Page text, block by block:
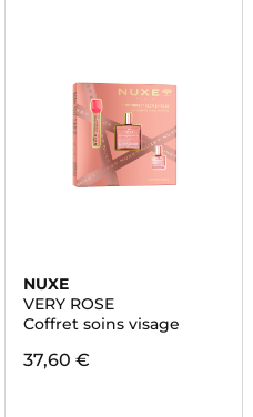
NUXE
VERY ROSE
Coffret soins visage
37,60 €